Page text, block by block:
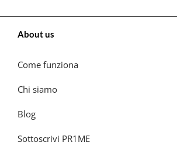
About us
Come funziona
Chi siamo
Blog
Sottoscrivi PR1ME